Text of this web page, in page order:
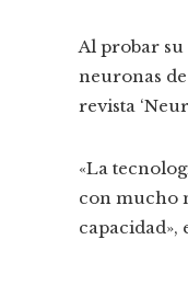
Al probar
neuronas
revista
«La
con mucho